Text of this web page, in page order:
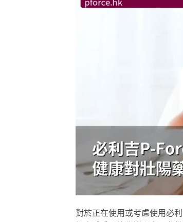
對於正在使用或考慮使用必